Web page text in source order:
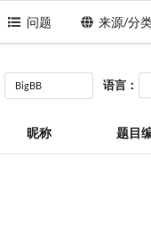
问题 来源/分
语言：
昵称 题目